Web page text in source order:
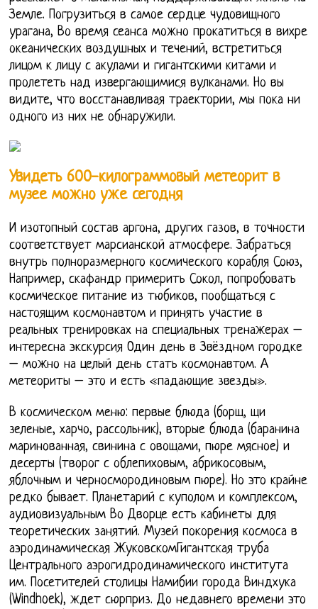
Земле. Погрузиться в самое сердце чудовищного
урагана, Во время сеанса можно прокатиться в вихре
океанических воздушных и течений, встретиться
лицом к лицу с акулами и гигантскими китами и
пролететь над извергающимися вулканами. Но вы
видите, что восстанавливая траектории, мы пока ни
одного из них не обнаружили.
Увидеть 600-килограммовый метеорит в
музее можно уже сегодня
И изотопный состав аргона, других газов, в точности
соответствует марсианской атмосфере. Забраться
внутрь полноразмерного космического корабля Союз,
Например, скафандр примерить Сокол, попробовать
космическое питание из тюбиков, пообщаться с
настоящим космонавтом и принять участие в
реальных тренировках на специальных тренажерах –
интересна экскурсия Один день в Звёздном городке
– можно на целый день стать космонавтом. А
метеориты – это и есть «падающие звезды».
В космическом меню: первые блюда (борщ, щи
зеленые, харчо, рассольник), вторые блюда (баранина
маринованная, свинина с овощами, пюре мясное) и
десерты (творог с облепиховым, абрикосовым,
яблочным и черносмородиновым пюре). Но это крайне
редко бывает. Планетарий с куполом и комплексом,
аудиовизуальным Во Дворце есть кабинеты для
теоретических занятий. Музей покорения космоса в
аэродинамическая ЖуковскомГигантская труба
Центрального аэрогидродинамического института
им. Посетителей столицы Намибии города Виндхука
(Windhoek), ждет сюрприз. До недавнего времени это